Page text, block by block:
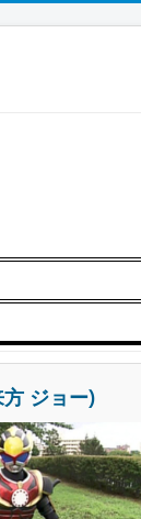
ジョー)